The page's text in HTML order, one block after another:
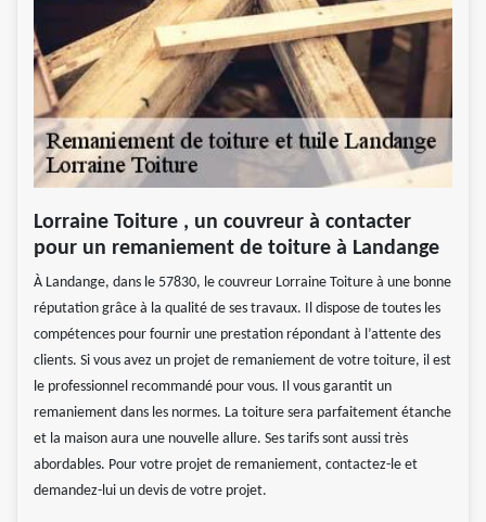
Lorraine Toiture , un couvreur à contacter
pour un remaniement de toiture à Landange
À Landange, dans le 57830, le couvreur Lorraine Toiture à une bonne
réputation grâce à la qualité de ses travaux. Il dispose de toutes les
compétences pour fournir une prestation répondant à l’attente des
clients. Si vous avez un projet de remaniement de votre toiture, il est
le professionnel recommandé pour vous. Il vous garantit un
remaniement dans les normes. La toiture sera parfaitement étanche
et la maison aura une nouvelle allure. Ses tarifs sont aussi très
abordables. Pour votre projet de remaniement, contactez-le et
demandez-lui un devis de votre projet.